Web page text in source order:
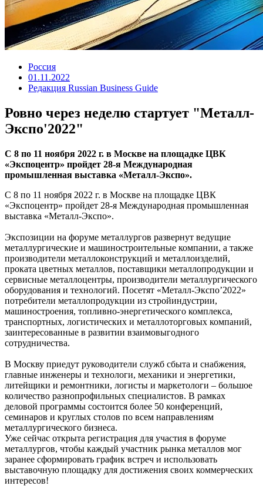
Россия
01.11.2022
Редакция Russian Business Guide
Ровно через неделю стартует "Металл-
Экспо'2022"
С 8 по 11 ноября 2022 г. в Москве на площадке ЦВК
«Экспоцентр» пройдет 28-я Международная
промышленная выставка «Металл-Экспо».
С 8 по 11 ноября 2022 г. в Москве на площадке ЦВК
«Экспоцентр» пройдет 28-я Международная промышленная
выставка «Металл-Экспо».
Экспозиции на форуме металлургов развернут ведущие
металлургические и машиностроительные компании, а также
производители металлоконструкций и металлоизделий,
проката цветных металлов, поставщики металлопродукции и
сервисные металлоцентры, производители металлургического
оборудования и технологий. Посетят «Металл-Экспо’2022»
потребители металлопродукции из стройиндустрии,
машиностроения, топливно-энергетического комплекса,
транспортных, логистических и металлоторговых компаний,
заинтересованные в развитии взаимовыгодного
сотрудничества.
В Москву приедут руководители служб сбыта и снабжения,
главные инженеры и технологи, механики и энергетики,
литейщики и ремонтники, логисты и маркетологи – большое
количество разнопрофильных специалистов. В рамках
деловой программы состоится более 50 конференций,
семинаров и круглых столов по всем направлениям
металлургического бизнеса.
Уже сейчас открыта регистрация для участия в форуме
металлургов, чтобы каждый участник рынка металлов мог
заранее сформировать график встреч и использовать
выставочную площадку для достижения своих коммерческих
интересов!